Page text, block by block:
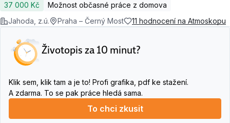
37 000 Kč
Možnost občasné práce z domova
Jahoda, z.ú.
Praha – Černý Most 11 hodnocení na Atmoskopu
Životopis za 10 minut?
Klik sem, klik tam a je to! Profi grafika, pdf ke stažení.
A zdarma. To se pak práce hledá sama.
To chci zkusit